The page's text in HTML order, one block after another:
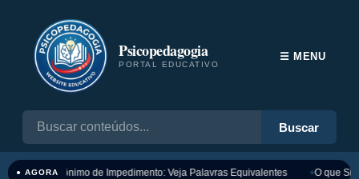
Psicopedagogia
PORTAL EDUCATIVO
Buscar
☰ MENU
● AGORASinônimo de Impedimento: Veja Palavras Equivalentes O que